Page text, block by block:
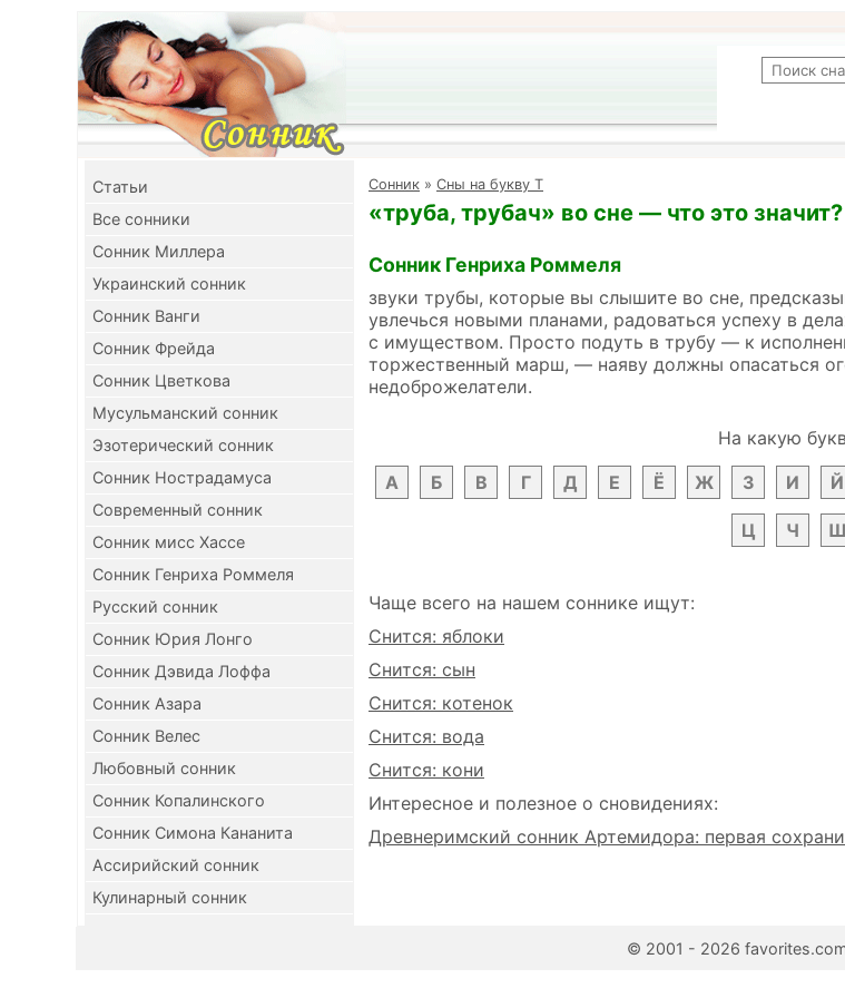
Cтатьи
Все сонники
Сонник Миллера
Украинский сонник
Сонник Ванги
Сонник Фрейда
Сонник Цветкова
Мусульманский сонник
Эзотерический сонник
Сонник Нострадамуса
Современный сонник
Сонник мисс Хассе
Сонник Генриха Роммеля
Русский сонник
Сонник Юрия Лонго
Сонник Дэвида Лоффа
Сонник Азара
Сонник Велес
Любовный сонник
Сонник Копалинского
Сонник Симона Кананита
Ассирийский сонник
Кулинарный сонник
Cонник » Сны на букву Т
«труба, трубач» во сне — что это
Сонник Генриха Роммеля
звуки трубы, которые вы слышите во сне,
увлечься новыми планами, радоваться успеху в
с имуществом. Просто подуть в трубу — к
торжественный марш, — наяву должны опасаться
недоброжелатели.
На какую
А
Б В Г Д Е Ё Ж З И Й
Ц Ч Ш
Чаще всего на нашем соннике ищут:
Снится: яблоки
Снится: сын
Снится: котенок
Снится: вода
Снится: кони
Интересное и полезное о сновидениях:
Древнеримский сонник Артемидора: первая
© 2001 - 2026